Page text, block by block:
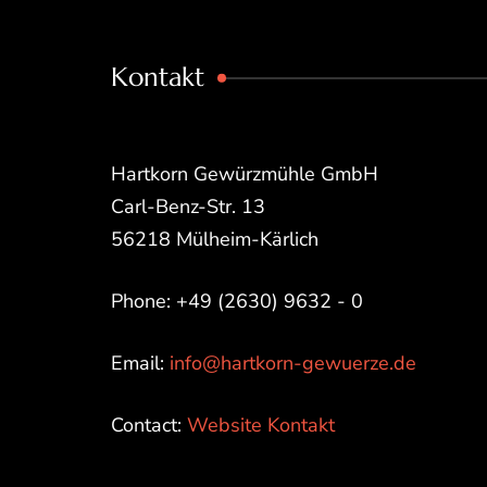
Kontakt
Hartkorn Gewürzmühle GmbH
Carl-Benz-Str. 13
56218 Mülheim-Kärlich
Phone: +49 (2630) 9632 - 0
Email: info@hartkorn-gewuerze.de
Contact: Website Kontakt